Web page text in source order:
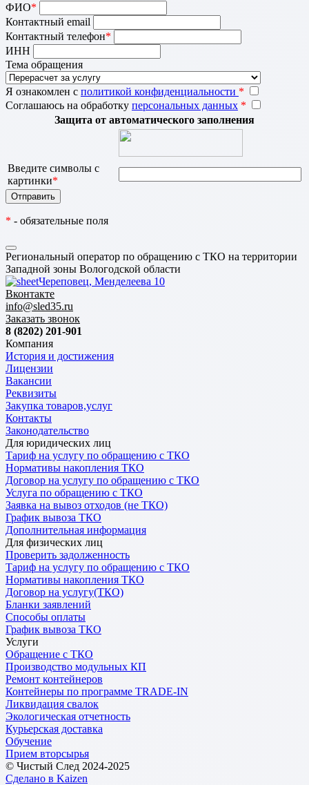
ФИО*
Контактный email
Контактный телефон*
ИНН
Тема обращения
Я ознакомлен с политикой конфиденциальности *
Соглашаюсь на обработку персональных данных *
Защита от автоматического заполнения
Введите символы с
картинки*
* - обязательные поля
Региональный оператор по обращению с ТКО на территории
Западной зоны Вологодской области
Череповец, Менделеева 10
Вконтакте
info@sled35.ru
Заказать звонок
8 (8202) 201-901
Компания
История и достижения
Лицензии
Вакансии
Реквизиты
Закупка товаров,услуг
Контакты
Законодательство
Для юридических лиц
Тариф на услугу по обращению с ТКО
Нормативы накопления ТКО
Договор на услугу по обращению с ТКО
Услуга по обращению с ТКО
Заявка на вывоз отходов (не ТКО)
График вывоза ТКО
Дополнительная информация
Для физических лиц
Проверить задолженность
Тариф на услугу по обращению с ТКО
Нормативы накопления ТКО
Договор на услугу(ТКО)
Бланки заявлений
Способы оплаты
График вывоза ТКО
Услуги
Обращение с ТКО
Производство модульных КП
Ремонт контейнеров
Контейнеры по программе TRADE-IN
Ликвидация свалок
Экологическая отчетность
Курьерская доставка
Обучение
Прием вторсырья
© Чистый След 2024-2025
Сделано в Kaizen